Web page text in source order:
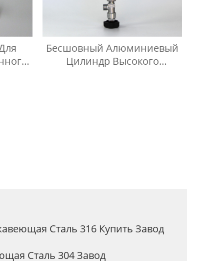
Бесшовный Алюминиевый
Цилиндр Высокого
Сталь 316 Купить Завод
Сталь 304 Завод